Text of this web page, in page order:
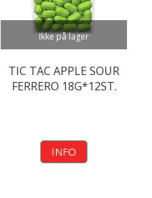
Ikke på lager
TIC TAC APPLE SOUR
FERRERO 18G*12ST.
INFO